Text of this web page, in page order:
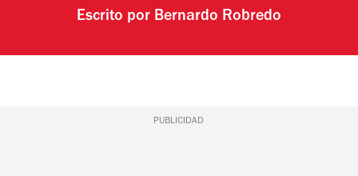
Escrito por Bernardo Robredo
PUBLICIDAD